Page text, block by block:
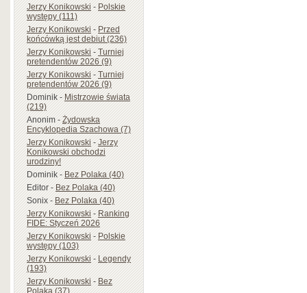
Jerzy Konikowski-Polskie
występy (111)
Jerzy Konikowski-Przed
końcówką jest debiut (236)
Jerzy Konikowski-Turniej
pretendentów 2026 (9)
Jerzy Konikowski-Turniej
pretendentów 2026 (9)
Dominik-Mistrzowie świata
(219)
Anonim-Żydowska
Encyklopedia Szachowa (7)
Jerzy Konikowski-Jerzy
Konikowski obchodzi
urodziny!
Dominik-Bez Polaka (40)
Editor-Bez Polaka (40)
Sonix-Bez Polaka (40)
Jerzy Konikowski-Ranking
FIDE: Styczeń 2026
Jerzy Konikowski-Polskie
występy (103)
Jerzy Konikowski-Legendy
(193)
Jerzy Konikowski-Bez
Polaka (37)